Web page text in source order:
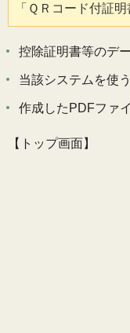
「ＱＲコード付証
控除証明書等のデ
当該システムを使
作成したPDFファ
【トップ画面】